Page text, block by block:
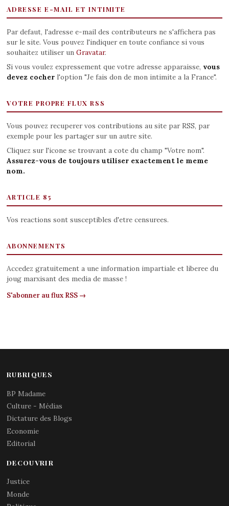
ADRESSE E-MAIL ET INTIMITE
Par defaut, l'adresse e-mail des contributeurs ne s'affichera pas
sur le site. Vous pouvez l'indiquer en toute confiance si vous
souhaitez utiliser un Gravatar.
Si vous voulez expressement que votre adresse apparaisse, vous
devez cocherl'option "Je fais don de mon intimite a la France".
VOTRE PROPRE FLUX RSS
Vous pouvez recuperer vos contributions au site par RSS, par
exemple pour les partager sur un autre site.
Cliquez sur l'icone se trouvant a cote du champ "Votre nom".
Assurez-vous de toujours utiliser exactement le meme
nom.
ARTICLE 85
Vos reactions sont susceptibles d'etre censurees.
ABONNEMENTS
Accedez gratuitement a une information impartiale et liberee du
joug marxisant des media de masse !
S'abonner au flux RSS →
RUBRIQUES
BP Madame
Culture - Médias
Dictature des Blogs
Economie
Editorial
DECOUVRIR
Justice
Monde